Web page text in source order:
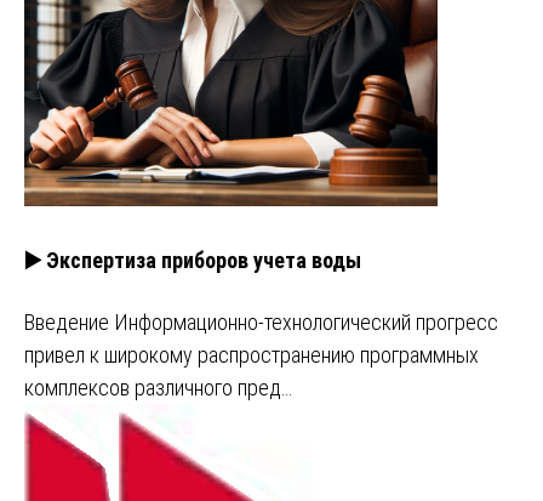
▶️ Экспертиза приборов учета воды
Введение Информационно-технологический прогресс
привел к широкому распространению программных
комплексов различного пред…